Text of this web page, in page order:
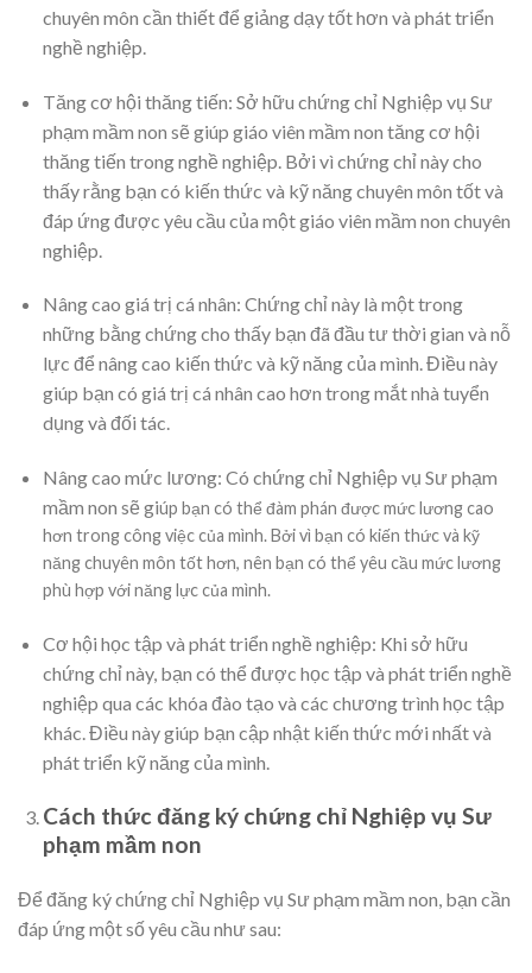
chuyên môn cần thiết để giảng dạy tốt hơn và phát triển
nghề nghiệp.
Tăng cơ hội thăng tiến: Sở hữu chứng chỉ Nghiệp vụ Sư
phạm mầm non sẽ giúp giáo viên mầm non tăng cơ hội
thăng tiến trong nghề nghiệp. Bởi vì chứng chỉ này cho
thấy rằng bạn có kiến thức và kỹ năng chuyên môn tốt và
đáp ứng được yêu cầu của một giáo viên mầm non chuyên
nghiệp.
Nâng cao giá trị cá nhân: Chứng chỉ này là một trong
những bằng chứng cho thấy bạn đã đầu tư thời gian và nỗ
lực để nâng cao kiến thức và kỹ năng của mình. Điều này
giúp bạn có giá trị cá nhân cao hơn trong mắt nhà tuyển
dụng và đối tác.
Nâng cao mức lương: Có chứng chỉ Nghiệp vụ Sư phạm
mầm non sẽ giúp bạn có thể đàm phán được mức lương cao
hơn trong công việc của mình. Bởi vì bạn có kiến thức và kỹ
năng chuyên môn tốt hơn, nên bạn có thể yêu cầu mức lương
phù hợp với năng lực của mình.
Cơ hội học tập và phát triển nghề nghiệp: Khi sở hữu
chứng chỉ này, bạn có thể được học tập và phát triển nghề
nghiệp qua các khóa đào tạo và các chương trình học tập
khác. Điều này giúp bạn cập nhật kiến thức mới nhất và
phát triển kỹ năng của mình.
Cách thức đăng ký chứng chỉ Nghiệp vụ Sư
phạm mầm non
Để đăng ký chứng chỉ Nghiệp vụ Sư phạm mầm non, bạn cần
đáp ứng một số yêu cầu như sau: